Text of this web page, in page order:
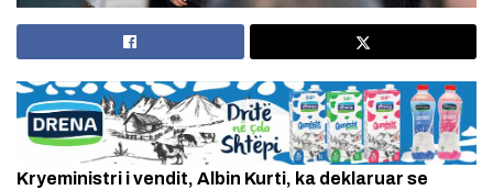
Kryeministri i vendit, Albin Kurti, ka deklaruar se